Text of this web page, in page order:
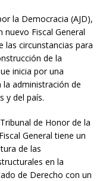
la Democracia (AJD),
Fiscal General
las circunstancias para
de la
inicia por una
administración de
y del país.
de Honor de la
General tiene un
de las
en la
de Derecho con un